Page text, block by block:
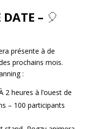
DATE – 🎈
présente à de
prochains mois.
:
2 heures à l’ouest de
– 100 participants